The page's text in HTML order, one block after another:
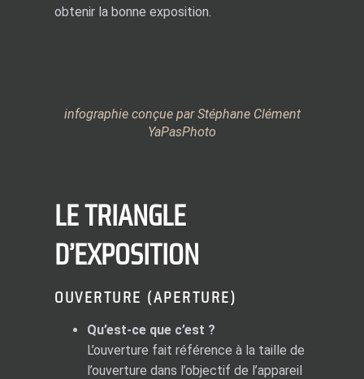
obtenir la bonne exposition.
infographie conçue par Stéphane Clément
YaPasPhoto
LE TRIANGLE
D’EXPOSITION
OUVERTURE (APERTURE)
Qu’est-ce que c’est ?
L’ouverture fait référence à la taille de
l’ouverture dans l’objectif de l’appareil